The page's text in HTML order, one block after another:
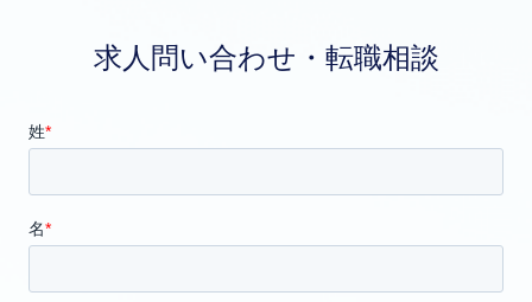
求人問い合わせ・転職相談